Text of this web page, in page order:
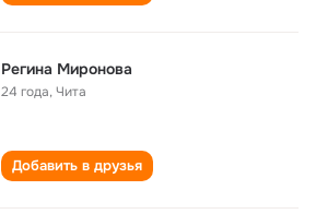
Регина Миронова
24 года,Чита
Добавить в друзья